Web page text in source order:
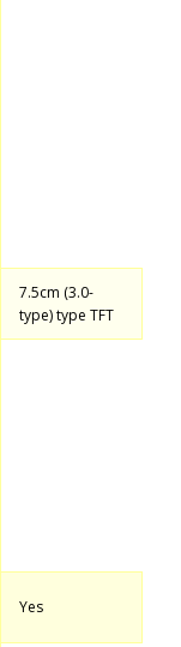
7.5cm (3.0-
type) type TFT
Yes